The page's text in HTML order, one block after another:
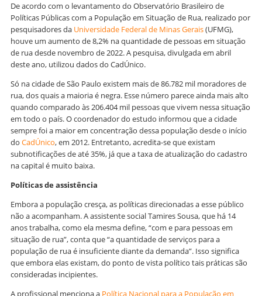
De acordo com o levantamento do Observatório Brasileiro de
Políticas Públicas com a População em Situação de Rua, realizado por
pesquisadores da Universidade Federal de Minas Gerais(UFMG),
houve um aumento de 8,2% na quantidade de pessoas em situação
de rua desde novembro de 2022. A pesquisa, divulgada em abril
deste ano, utilizou dados do CadÚnico.
Só na cidade de São Paulo existem mais de 86.782 mil moradores de
rua, dos quais a maioria é negra. Esse número parece ainda mais alto
quando comparado às 206.404 mil pessoas que vivem nessa situação
em todo o país. O coordenador do estudo informou que a cidade
sempre foi a maior em concentração dessa população desde o início
do CadÚnico, em 2012. Entretanto, acredita-se que existam
subnotificações de até 35%, já que a taxa de atualização do cadastro
na capital é muito baixa.
Políticas de assistência
Embora a população cresça, as políticas direcionadas a esse público
não a acompanham. A assistente social Tamires Sousa, que há 14
anos trabalha, como ela mesma define, “com e para pessoas em
situação de rua”, conta que “a quantidade de serviços para a
população de rua é insuficiente diante da demanda”. Isso significa
que embora elas existam, do ponto de vista político tais práticas são
consideradas incipientes.
A profissional menciona a Política Nacional para a População em